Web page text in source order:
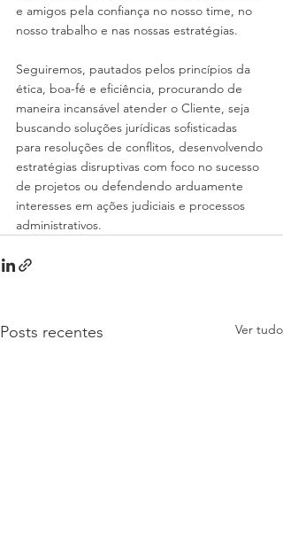
e amigos pela confiança no nosso time, no
nosso trabalho e nas nossas estratégias.
Seguiremos, pautados pelos princípios da
ética, boa-fé e eficiência, procurando de
maneira incansável atender o Cliente, seja
buscando soluções jurídicas sofisticadas
para resoluções de conflitos, desenvolvendo
estratégias disruptivas com foco no sucesso
de projetos ou defendendo arduamente
interesses em ações judiciais e processos
administrativos.
Posts recentes Ver tudo